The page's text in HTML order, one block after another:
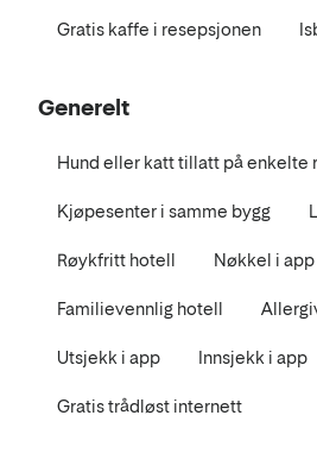
Gratis kaffe i resepsjonen
Generelt
Hund eller katt tillatt på enkelte
Kjøpesenter i samme bygg
Røykfritt hotell Nøkkel i app
Familievennlig hotell
Utsjekk i app Innsjekk i app
Gratis trådløst internett